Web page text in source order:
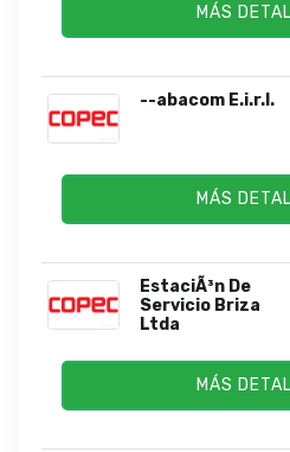
MÁS
--abacom E.i.r.l.
MÁS
EstaciÃ³n De
Servicio Briza
Ltda
MÁS